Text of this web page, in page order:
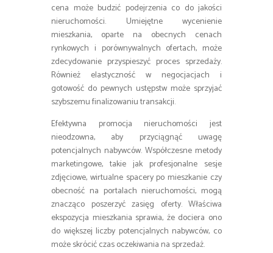
cena może budzić podejrzenia co do jakości
nieruchomości. Umiejętne wycenienie
mieszkania, oparte na obecnych cenach
rynkowych i porównywalnych ofertach, może
zdecydowanie przyspieszyć proces sprzedaży.
Również elastyczność w negocjacjach i
gotowość do pewnych ustępstw może sprzyjać
szybszemu finalizowaniu transakcji.
Efektywna promocja nieruchomości jest
nieodzowna, aby przyciągnąć uwagę
potencjalnych nabywców. Współczesne metody
marketingowe, takie jak profesjonalne sesje
zdjęciowe, wirtualne spacery po mieszkanie czy
obecność na portalach nieruchomości, mogą
znacząco poszerzyć zasięg oferty. Właściwa
ekspozycja mieszkania sprawia, że dociera ono
do większej liczby potencjalnych nabywców, co
może skrócić czas oczekiwania na sprzedaż.